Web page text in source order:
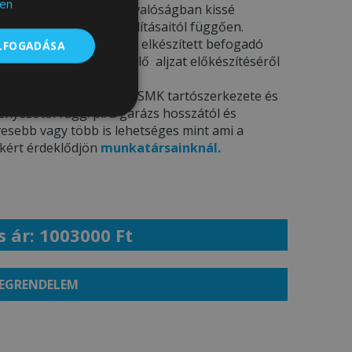
csak illusztrációk
– a valóságban kissé
képernyő beállításaitól függően.
kínál az előre elkészített befogadó
a megfelelő aljzat előkészítéséről
A fedett kocsibeálló SMK tartószerkezete és
függ. pl. a garázs hosszától és
vagy több is lehetséges mint ami a
érdeklődjön munkatársainknál.
ár: 1003000 Ft
Besorolatlan